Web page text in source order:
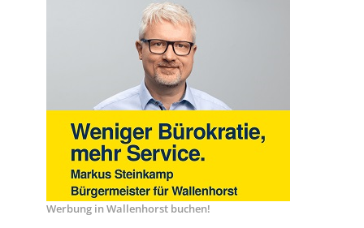
Werbung in Wallenhorst buchen!